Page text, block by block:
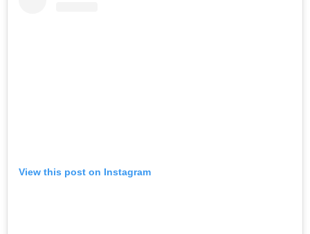
View this post on Instagram